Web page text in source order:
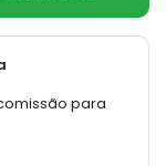
para